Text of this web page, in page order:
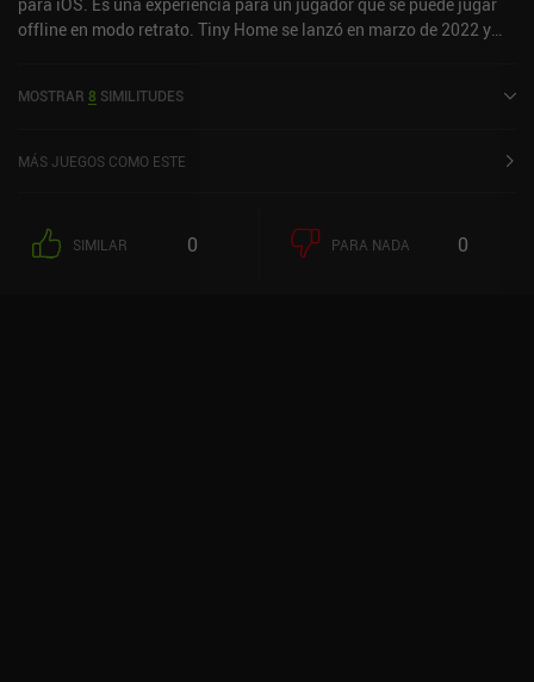
offline en modo retrato. Tiny Home se lanzó en marzo de 2022 y
MOSTRAR 8 SIMILITUDES
MÁS JUEGOS COMO ESTE
SIMILAR 0 PARA NADA 0